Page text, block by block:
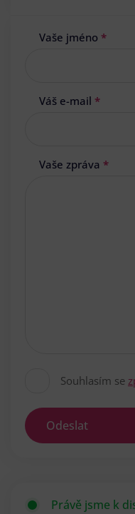
Vaše jméno *
Váš e-mail *
Vaše zpráva *
Souhlasím se
Odeslat
Právě jsme k